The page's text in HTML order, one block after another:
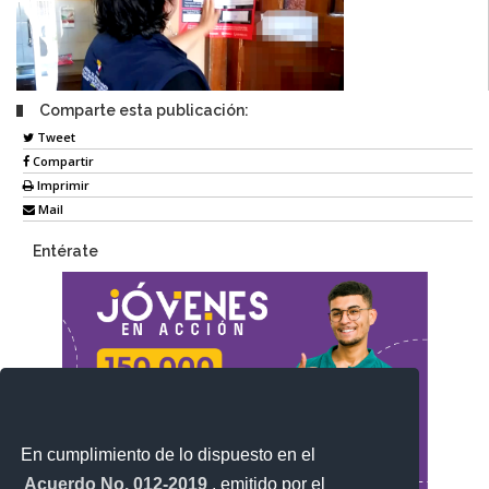
En cumplimiento de lo dispuesto en el
Acuerdo No. 012-2019 , emitido por el
Comparte esta publicación:
Tweet
Compartir
Imprimir
Mail
Entérate